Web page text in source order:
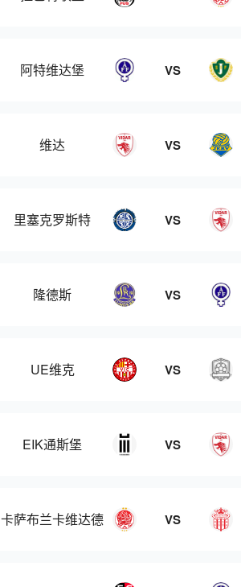
阿特维达堡 VS
维达 VS
里塞克罗斯特 VS
隆德斯 VS
UE维克 VS
EIK通斯堡 VS
卡萨布兰卡维达德 VS